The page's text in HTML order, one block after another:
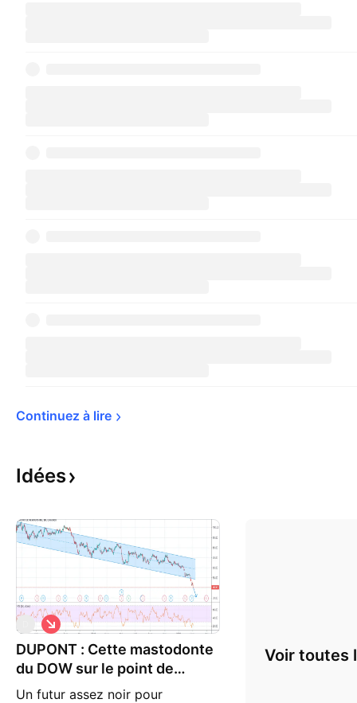
Continuez à lire
Idées
DUPONT : Cette mastodonte
du DOW sur le point de
craquer
Un futur assez noir pour
S
h
o
r
t
Voir toutes